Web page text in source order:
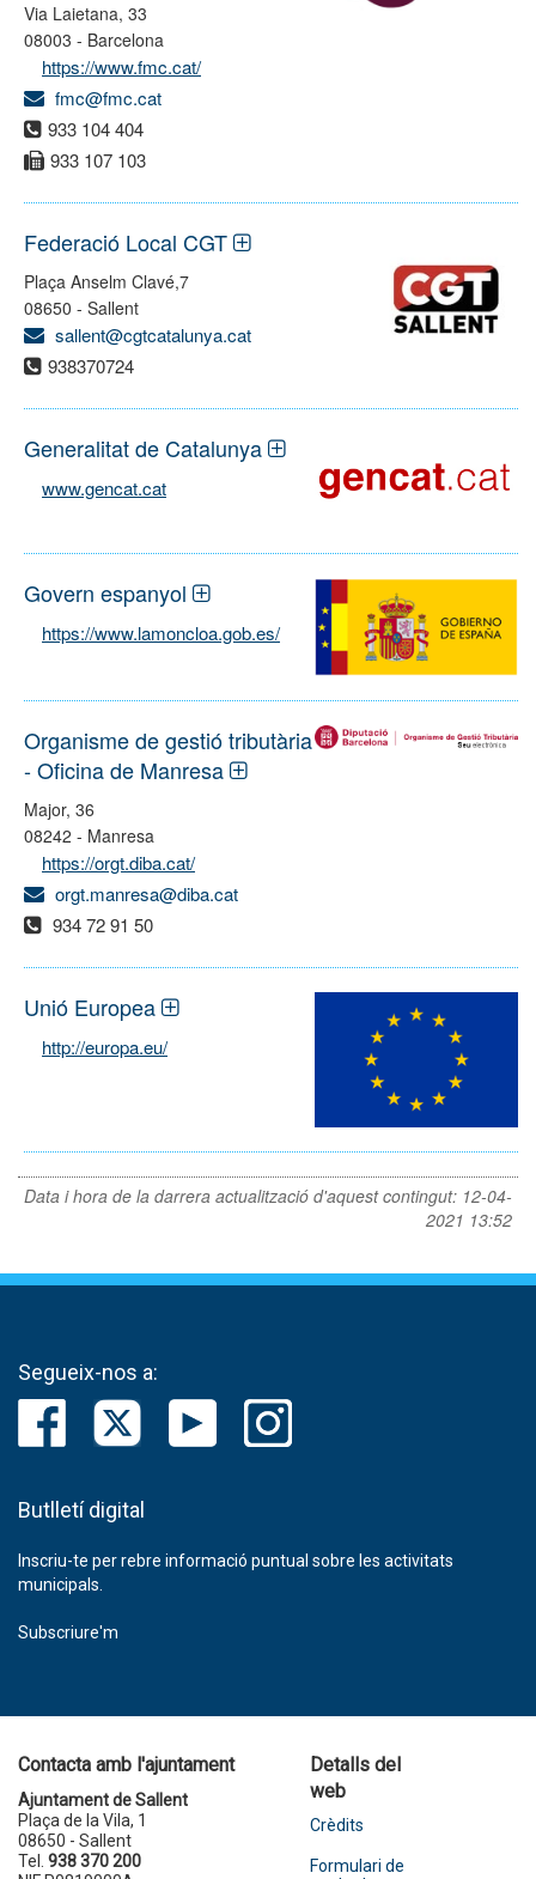
Via Laietana, 33
08003 - Barcelona
https://www.fmc.cat/
fmc@fmc.cat
933 104 404
933 107 103
Federació Local CGT
Plaça Anselm Clavé,7
08650 - Sallent
sallent@cgtcatalunya.cat
938370724
Generalitat de Catalunya
www.gencat.cat
Govern espanyol
https://www.lamoncloa.gob.es/
Organisme de gestió tributària
- Oficina de Manresa
Major, 36
08242 - Manresa
https://orgt.diba.cat/
orgt.manresa@diba.cat
934 72 91 50
Unió Europea
http://europa.eu/
Data i hora de la darrera actualització d'aquest contingut: 12-04-
2021 13:52
Segueix-nos a:
Butlletí digital
Inscriu-te per rebre informació puntual sobre les activitats
municipals.
Subscriure'm
Contacta amb l'ajuntament
Ajuntament de Sallent
Plaça de la Vila, 1
08650 - Sallent
Tel. 938 370 200
Detalls del
web
Crèdits
Formulari de